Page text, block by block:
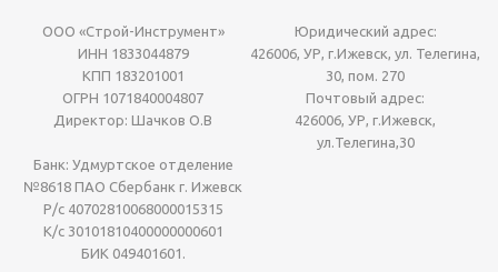
ООО «Строй-Инструмент»
ИНН 1833044879
КПП 183201001
ОГРН 1071840004807
Директор: Шачков О.В
Юридический адрес:
426006, УР, г.Ижевск, ул. Телегина,
30, пом. 270
Почтовый адрес:
426006, УР, г.Ижевск,
ул.Телегина,30
Банк: Удмуртское отделение
№8618 ПАО Сбербанк г. Ижевск
Р/с 40702810068000015315
К/с 30101810400000000601
БИК 049401601.